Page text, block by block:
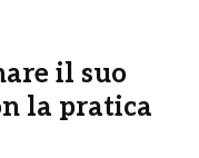
il suo
la pratica